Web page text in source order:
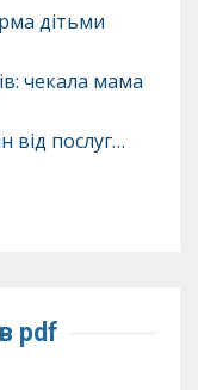
дітьми
чекала мама
від послуг…
pdf